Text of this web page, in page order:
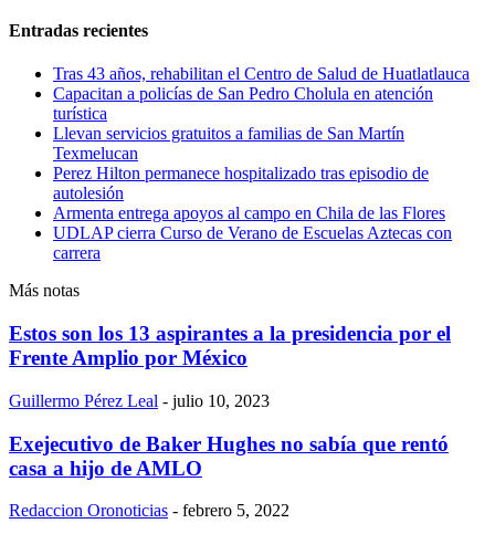
Entradas recientes
Tras 43 años, rehabilitan el Centro de Salud de Huatlatlauca
Capacitan a policías de San Pedro Cholula en atención
turística
Llevan servicios gratuitos a familias de San Martín
Texmelucan
Perez Hilton permanece hospitalizado tras episodio de
autolesión
Armenta entrega apoyos al campo en Chila de las Flores
UDLAP cierra Curso de Verano de Escuelas Aztecas con
carrera
Más notas
Estos son los 13 aspirantes a la presidencia por el
Frente Amplio por México
Guillermo Pérez Leal - julio 10, 2023
Exejecutivo de Baker Hughes no sabía que rentó
casa a hijo de AMLO
Redaccion Oronoticias - febrero 5, 2022